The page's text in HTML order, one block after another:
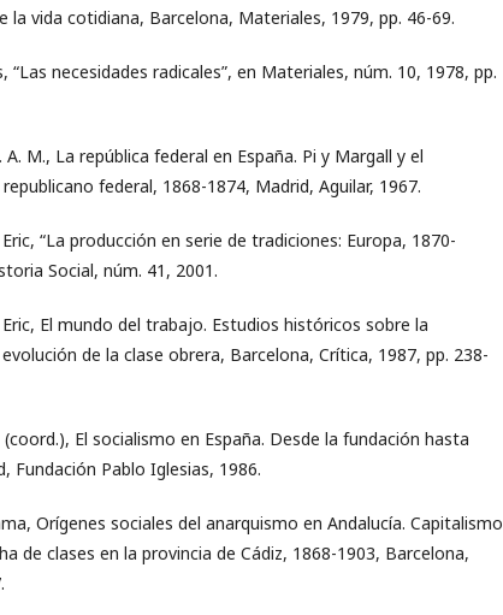
la vida cotidiana, Barcelona, Materiales, 1979, pp. 46-69.
“Las necesidades radicales”, en Materiales, núm. 10, 1978, pp.
A. M., La república federal en España. Pi y Margall y el
federal, 1868-1874, Madrid, Aguilar, 1967.
“La producción en serie de tradiciones: Europa, 1870-
Social, núm. 41, 2001.
El mundo del trabajo. Estudios históricos sobre la
de la clase obrera, Barcelona, Crítica, 1987, pp. 238-
(coord.), El socialismo en España. Desde la fundación hasta
Fundación Pablo Iglesias, 1986.
Orígenes sociales del anarquismo en Andalucía. Capitalismo
de clases en la provincia de Cádiz, 1868-1903, Barcelona,